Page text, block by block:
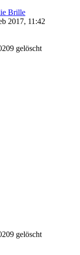
Brille
2017, 11:42
gelöscht
gelöscht